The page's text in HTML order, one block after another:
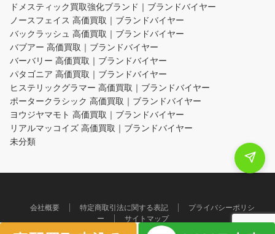
ドメスティック買取強化ブランド｜ブランドバイヤー
ノースフェイス 高価買取｜ブランドバイヤー
バックラッシュ 高価買取｜ブランドバイヤー
バブアー 高価買取｜ブランドバイヤー
バーバリー 高価買取｜ブランドバイヤー
パタゴニア 高価買取｜ブランドバイヤー
ヒステリックグラマー 高価買取｜ブランドバイヤー
ポータークラシック 高価買取｜ブランドバイヤー
ヨウジヤマモト 高価買取｜ブランドバイヤー
リアルマッコイズ 高価買取｜ブランドバイヤー
未分類
会社概要 特定商取引法に関する表記
プライバシーポリシ
ー
サイトマップ